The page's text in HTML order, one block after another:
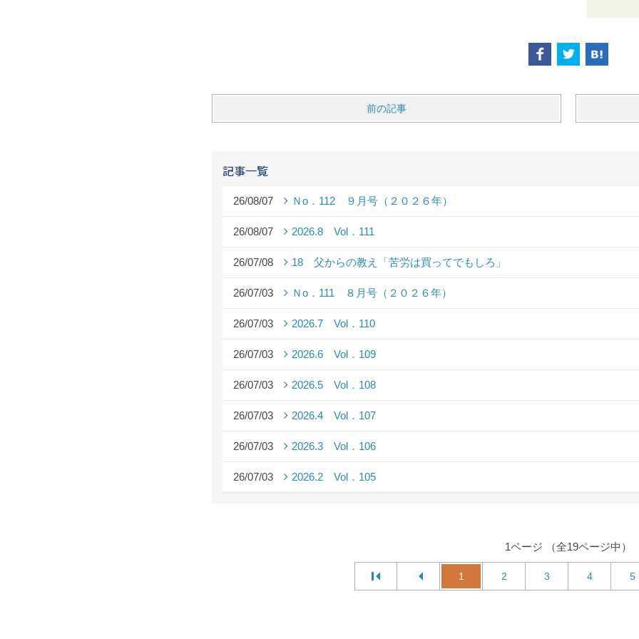
前の記事
記事一覧
26/08/07 Ｎo．112 ９月号（２０２６年）
26/08/07 2026.8 Vol．111
26/07/08 18 父からの教え「苦労は買ってでもしろ」
26/07/03 Ｎo．111 ８月号（２０２６年）
26/07/03 2026.7 Vol．110
26/07/03 2026.6 Vol．109
26/07/03 2026.5 Vol．108
26/07/03 2026.4 Vol．107
26/07/03 2026.3 Vol．106
26/07/03 2026.2 Vol．105
1ページ （全19ページ中）
1 2 3 4 5